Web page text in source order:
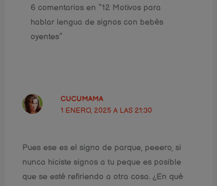
6 comentarios en “12 Motivos para
hablar lengua de signos con bebés
oyentes”
CUCUMAMA
1 ENERO, 2025 A LAS 21:30
Pues ese es el signo de parque, peeero, si
nunca hiciste signos a tu peque es posible
que se esté refiriendo a otra cosa. ¿En qué